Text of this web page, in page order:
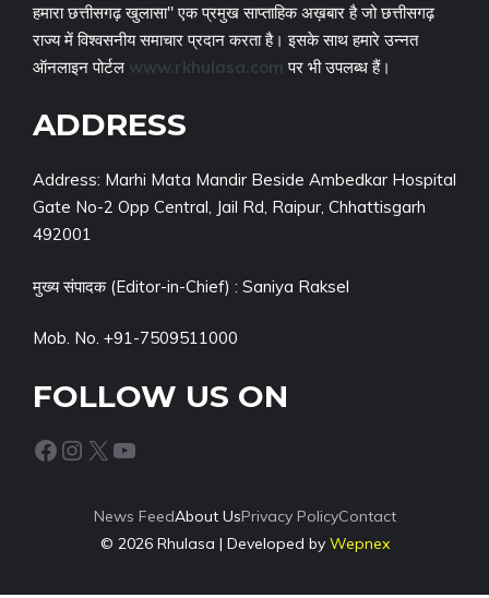
हमारा छत्तीसगढ़ खुलासा" एक प्रमुख साप्ताहिक अख़बार है जो छत्तीसगढ़
राज्य में विश्वसनीय समाचार प्रदान करता है। इसके साथ हमारे उन्नत
ऑनलाइन पोर्टल www.rkhulasa.com पर भी उपलब्ध हैं।
ADDRESS
Address: Marhi Mata Mandir Beside Ambedkar Hospital
Gate No-2 Opp Central, Jail Rd, Raipur, Chhattisgarh
492001
मुख्य संपादक (Editor-in-Chief) : Saniya Raksel
Mob. No. +91-7509511000
FOLLOW US ON
Facebook Instagram X YouTube
News FeedAbout UsPrivacy PolicyContact
© 2026 Rhulasa | Developed by Wepnex